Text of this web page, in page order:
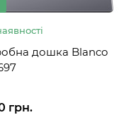
дошка Blanco
грн.